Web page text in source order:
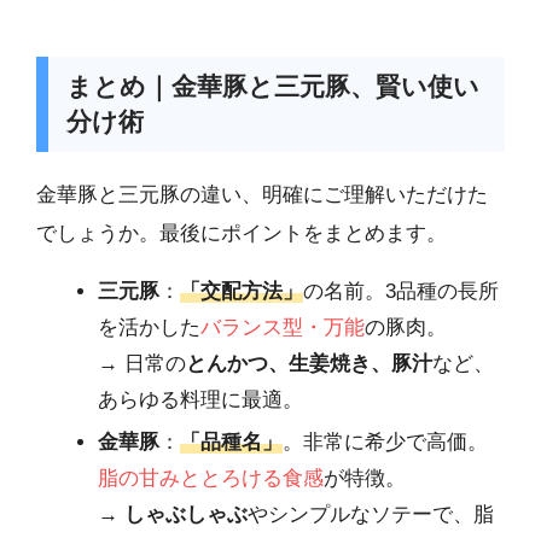
まとめ｜金華豚と三元豚、賢い使い
分け術
金華豚と三元豚の違い、明確にご理解いただけた
でしょうか。最後にポイントをまとめます。
三元豚： 「交配方法」の名前。3品種の長所
を活かしたバランス型・万能の豚肉。
→ 日常のとんかつ、生姜焼き、豚汁など、
あらゆる料理に最適。
金華豚： 「品種名」。非常に希少で高価。
脂の甘みととろける食感が特徴。
→ しゃぶしゃぶやシンプルなソテーで、脂